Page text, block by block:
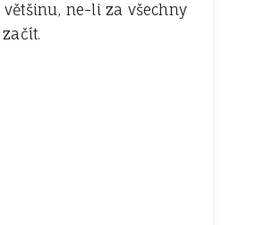
ne-li za všechny